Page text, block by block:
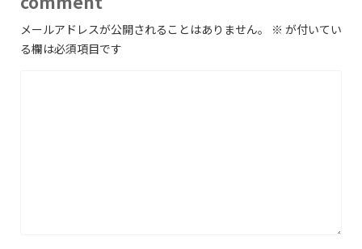
メールアドレスが公開されることはありません。 ※ が付いてい
る欄は必須項目です